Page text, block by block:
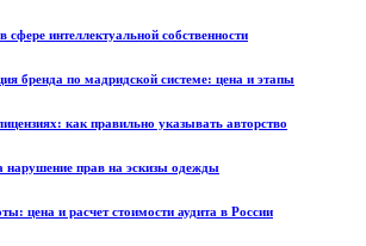
интеллектуальной собственности
бренда по мадридской системе: цена и этапы
как правильно указывать авторство
нарушение прав на эскизы одежды
цена и расчет стоимости аудита в России